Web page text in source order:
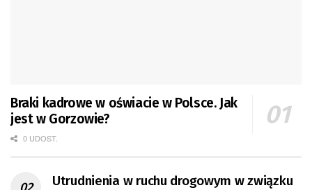
Braki kadrowe w oświacie w Polsce. Jak
jest w Gorzowie?
0 UDOST.
Utrudnienia w ruchu drogowym w związku